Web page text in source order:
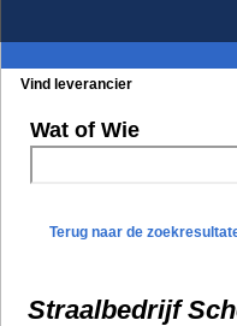
Vind leverancier
Wat of Wie
Terug naar de
Straalbedrijf